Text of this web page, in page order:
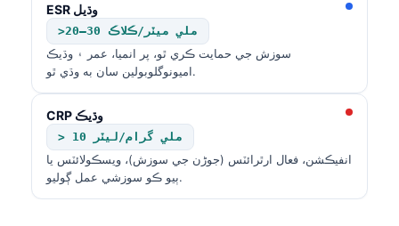
ESR وڌيل
>20–30 ملي ميٽر/ڪلاڪ
سوزش جي حمايت ڪري ٿو، پر انميا، عمر ۽ وڌيڪ
اميونوگلوبولين سان به وڌي ٿو.
CRP وڌيڪ
> 10 ملي گرام/ليٽر
انفيڪشن، فعال ارٿرائٽس (جوڑن جي سوزش)، ويسڪولائٽس يا
ٻيو ڪو سوزشي عمل ڳوليو.